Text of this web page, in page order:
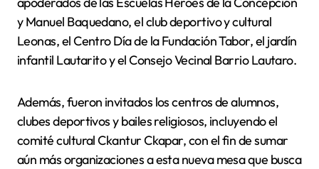
y Manuel Baquedano, el club deportivo y cultural
Leonas, el Centro Día de la Fundación Tabor, el jardín
infantil Lautarito y el Consejo Vecinal Barrio Lautaro.
Además, fueron invitados los centros de alumnos,
clubes deportivos y bailes religiosos, incluyendo el
comité cultural Ckantur Ckapar, con el fin de sumar
aún más organizaciones a esta nueva mesa que busca